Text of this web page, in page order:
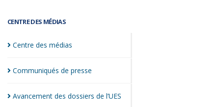
CENTRE DES MÉDIAS
Centre des médias
Communiqués de presse
Avancement des dossiers de l’UES